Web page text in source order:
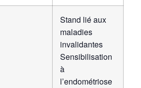
Stand lié aux
maladies
invalidantes
Sensibilisation
à
l’endométriose